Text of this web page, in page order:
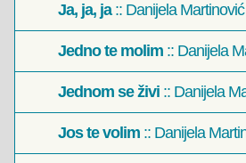
Ja, ja, ja:: Danijela Martinović
Jedno te molim :: Danijela
Jednom se živi :: Danijela
Jos te volim :: Danijela